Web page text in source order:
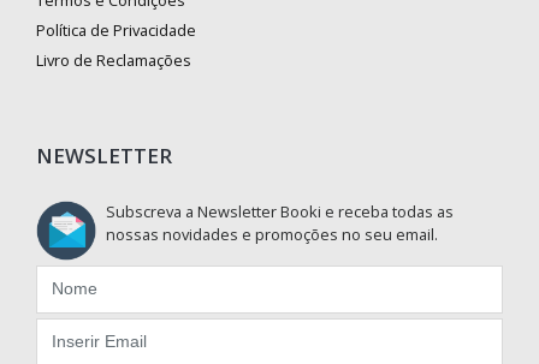
Política de Privacidade
Livro de Reclamações
NEWSLETTER
Subscreva a Newsletter Booki e receba todas as
nossas novidades e promoções no seu email.